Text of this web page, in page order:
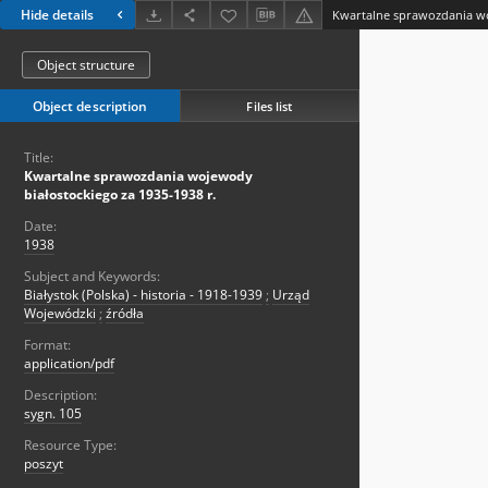
Hide details
Object structure
Object description Files list
Title:
Kwartalne sprawozdania wojewody
białostockiego za 1935-1938 r.
Date:
1938
Subject and Keywords:
Białystok (Polska) - historia - 1918-1939 ; Urząd
Wojewódzki ; źródła
Format:
application/pdf
Description:
sygn. 105
Resource Type:
poszyt